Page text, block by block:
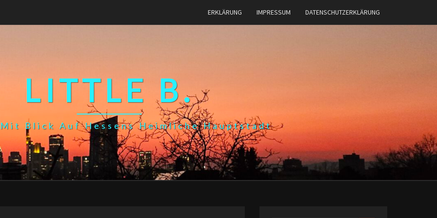
ERKLÄRUNG IMPRESSUM DATENSCHUTZERKLÄRUNG
LITTLE B.
Blick Auf Hessens Heimliche Hauptstadt